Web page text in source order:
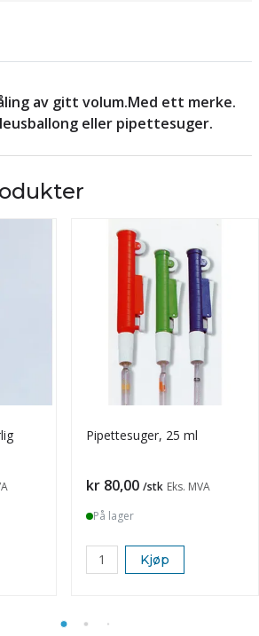
av gitt volum.Med ett merke.
eller pipettesuger.
Pipettesuger, 25 ml
Pris
kr 80,00 /stk Eks. MVA
På lager
Kjøp